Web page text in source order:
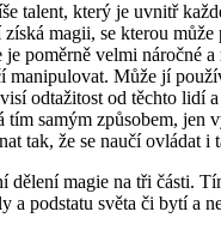
talent, který je uvnitř
magii, se kterou
poměrně velmi náročné
manipulovat. Může jí
odtažitost od těchto lidí
samým způsobem, jen
tak, že se naučí ovládat i
magie na tři části.
a podstatu světa či bytí a